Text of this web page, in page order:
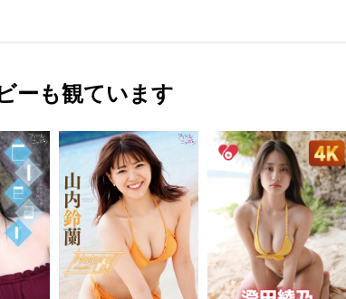
ーも観ています